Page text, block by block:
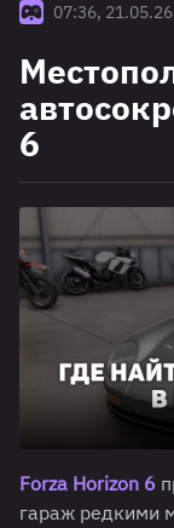
07:36, 21.05.26
6
Forza Horizon 6
гараж редкими